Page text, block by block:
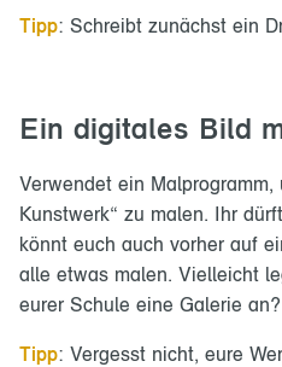
Tipp: Schreibt zunächst ein
Ein digitales Bild
Verwendet ein Malprogramm,
Kunstwerk“ zu malen. Ihr
könnt euch auch vorher auf
alle etwas malen. Vielleicht
eurer Schule eine Galerie an?
Tipp: Vergesst nicht, eure